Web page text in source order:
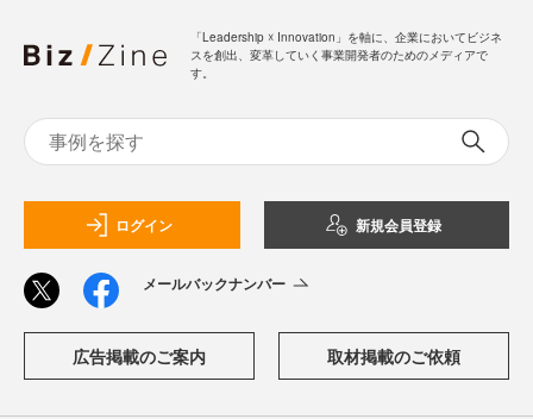
「Leadership ☓ Innovation」を軸に、企業においてビジネ
スを創出、変革していく事業開発者のためのメディアで
す。
ログイン 新規会員登録
メールバックナンバー
広告掲載のご案内 取材掲載のご依頼